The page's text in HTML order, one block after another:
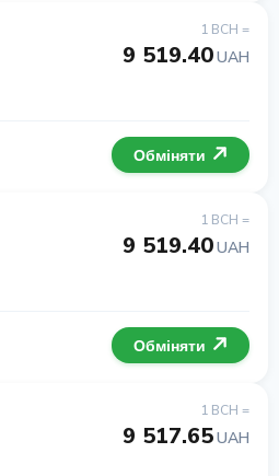
1 BCH =
9 519.40UAH
Обміняти
1 BCH =
9 519.40UAH
Обміняти
1 BCH =
9 517.65UAH